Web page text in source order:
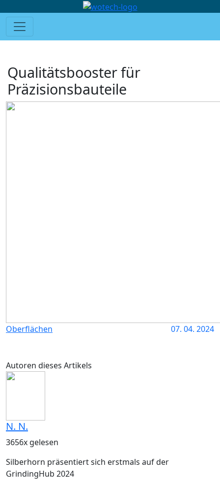
Qualitätsbooster für
Präzisionsbauteile
Oberflächen 07. 04. 2024
Autoren dieses Artikels
N. N.
3656x gelesen
Silberhorn präsentiert sich erstmals auf der
GrindingHub 2024